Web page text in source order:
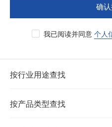
确
我已阅读并同意 个人
按行业用途查找
按产品类型查找